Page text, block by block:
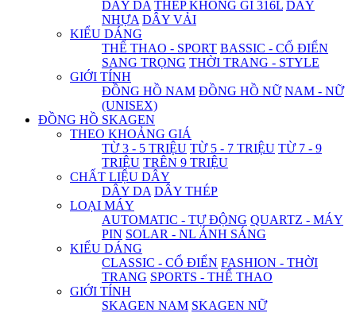
DÂY DA THÉP KHÔNG GỈ 316L DÂY
NHỰA DÂY VẢI
KIỂU DÁNG
THỂ THAO - SPORT BASSIC - CỔ ĐIỂN
SANG TRỌNG THỜI TRANG - STYLE
GIỚI TÍNH
ĐỒNG HỒ NAM ĐỒNG HỒ NỮ NAM - NỮ
(UNISEX)
ĐỒNG HỒ SKAGEN
THEO KHOẢNG GIÁ
TỪ 3 - 5 TRIỆU TỪ 5 - 7 TRIỆU TỪ 7 - 9
TRIỆU TRÊN 9 TRIỆU
CHẤT LIỆU DÂY
DÂY DA DÂY THÉP
LOẠI MÁY
AUTOMATIC - TỰ ĐỘNG QUARTZ - MÁY
PIN SOLAR - NL ÁNH SÁNG
KIỂU DÁNG
CLASSIC - CỔ ĐIỂN FASHION - THỜI
TRANG SPORTS - THỂ THAO
GIỚI TÍNH
SKAGEN NAM SKAGEN NỮ